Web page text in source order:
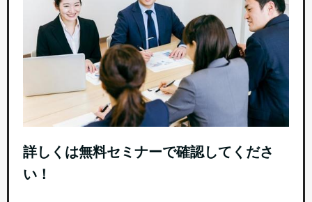
詳しくは無料セミナーで確認してくださ
い！